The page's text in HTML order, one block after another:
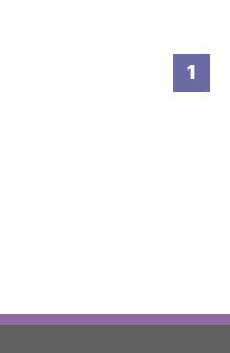
1